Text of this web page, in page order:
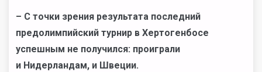
– С точки зрения результата последний
предолимпийский турнир в Хертогенбосе
успешным не получился: проиграли
и Нидерландам, и Швеции.